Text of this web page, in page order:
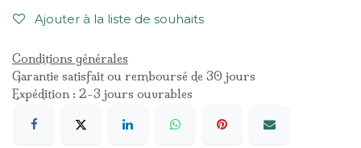
Ajouter à la liste de souhaits
Conditions générales
Garantie satisfait ou remboursé de 30 jours
Expédition : 2-3 jours ouvrables